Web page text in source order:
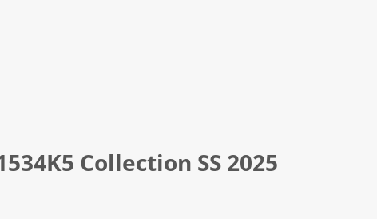
Collection SS 2025